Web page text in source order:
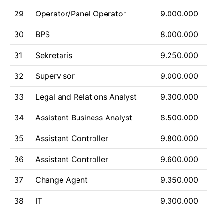
29 Operator/Panel Operator 9.000.000
30 BPS 8.000.000
31 Sekretaris 9.250.000
32 Supervisor 9.000.000
33 Legal and Relations Analyst 9.300.000
34 Assistant Business Analyst 8.500.000
35 Assistant Controller 9.800.000
36 Assistant Controller 9.600.000
37 Change Agent 9.350.000
38 IT 9.300.000